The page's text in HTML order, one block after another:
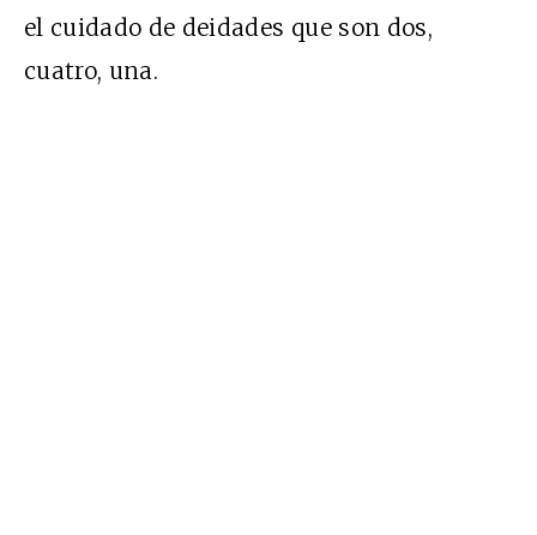
el cuidado de deidades que son dos,
cuatro, una.